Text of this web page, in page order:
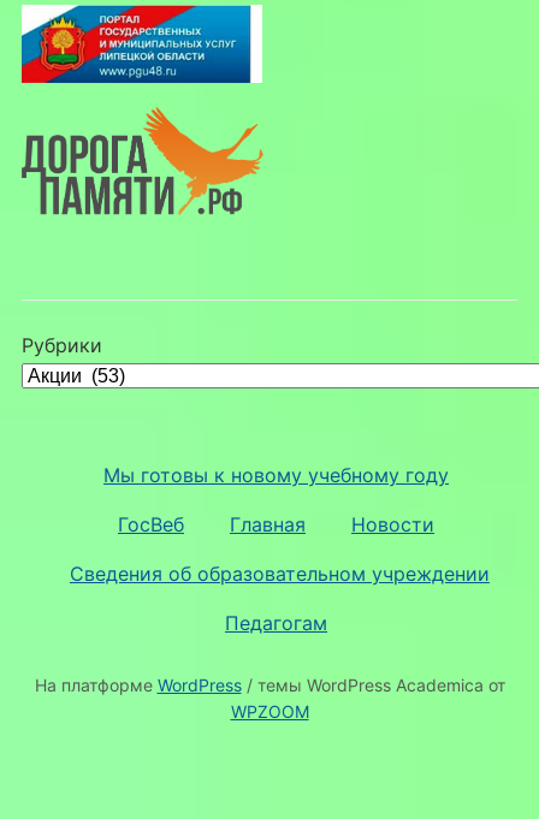
Рубрики
Мы готовы к новому учебному году
ГосВеб Главная Новости
Сведения об образовательном учреждении
Педагогам
На платформе WordPress/ темы WordPress Academica от
WPZOOM